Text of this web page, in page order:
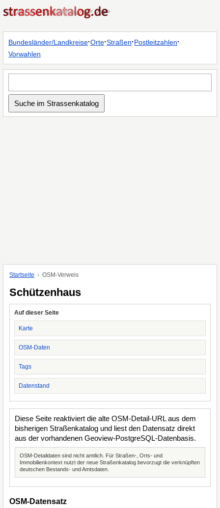
Bundesländer/Landkreise·Orte·Straßen·Postleitzahlen·
Vorwahlen
Startseite OSM-Verweis
Schützenhaus
Auf dieser Seite
Karte
OSM-Daten
Tags
Datenstand
Diese Seite reaktiviert die alte OSM-Detail-URL aus dem
bisherigen Straßenkatalog und liest den Datensatz direkt
aus der vorhandenen Geoview-PostgreSQL-Datenbasis.
OSM-Detaildaten sind nicht amtlich. Für Straßen-, Orts- und
Immobilienkontext nutzt der neue Straßenkatalog bevorzugt die verknüpften
deutschen Bestands- und Amtsdaten.
OSM-Datensatz